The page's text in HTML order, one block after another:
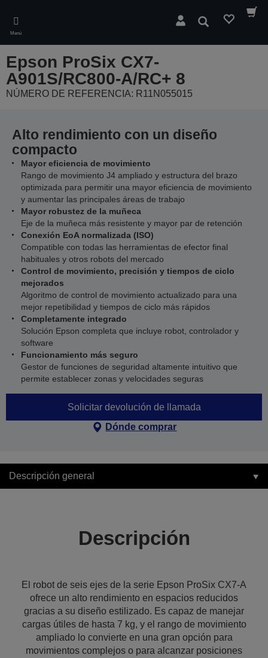
main
content
Menú
Buscar
Epson ProSix CX7-
A901S/RC800-A/RC+ 8
NÚMERO DE REFERENCIA: R11N055015
Alto rendimiento con un diseño
compacto
Mayor eficiencia de movimiento
Rango de movimiento J4 ampliado y estructura del brazo
optimizada para permitir una mayor eficiencia de movimiento
y aumentar las principales áreas de trabajo
Mayor robustez de la muñeca
Eje de la muñeca más resistente y mayor par de retención
Conexión EoA normalizada (ISO)
Compatible con todas las herramientas de efector final
habituales y otros robots del mercado
Control de movimiento, precisión y tiempos de ciclo
mejorados
Algoritmo de control de movimiento actualizado para una
mejor repetibilidad y tiempos de ciclo más rápidos
Completamente integrado
Solución Epson completa que incluye robot, controlador y
software
Funcionamiento más seguro
Gestor de funciones de seguridad altamente intuitivo que
permite establecer zonas y velocidades seguras
Solicitar devolución de llamada
Dónde comprar
Descripción general
Descripción
El robot de seis ejes de la serie Epson ProSix CX7-A
ofrece un alto rendimiento en espacios reducidos
gracias a su diseño estilizado. Es capaz de manejar
cargas útiles de hasta 7 kg, y el rango de movimiento
ampliado lo convierte en una gran opción para
movimientos complejos o para alcanzar posiciones